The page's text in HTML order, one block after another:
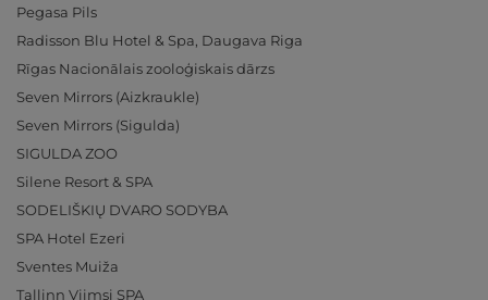
Pegasa Pils
Radisson Blu Hotel & Spa, Daugava Riga
Rīgas Nacionālais zooloģiskais dārzs
Seven Mirrors (Aizkraukle)
Seven Mirrors (Sigulda)
SIGULDA ZOO
Silene Resort & SPA
SODELIŠKIŲ DVARO SODYBA
SPA Hotel Ezeri
Sventes Muiža
Tallinn Viimsi SPA